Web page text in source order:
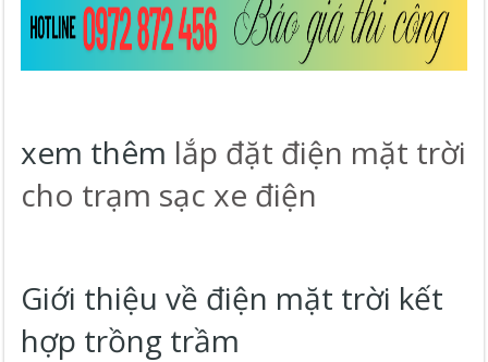
xem thêm lắp đặt điện mặt trời
cho trạm sạc xe điện
Giới thiệu về điện mặt trời kết
hợp trồng trầm